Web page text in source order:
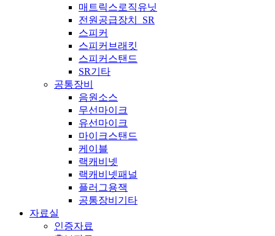
매트릭스로직유닛
전원공급장치_SR
스피커
스피커브래킷
스피커스탠드
SR기타
공통장비
음원소스
무선마이크
유선마이크
마이크스탠드
케이블
랙캐비넷
랙캐비넷패널
플러그용잭
공통장비기타
자료실
인증자료